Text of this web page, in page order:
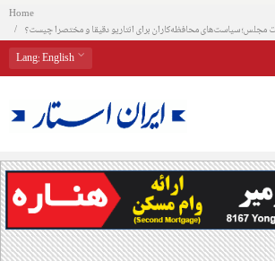
Home
مجلس؛ سیاست‌های محافظه‌کاران برای انتاریو دقیقا و مختصرا چیست؟
Lang: English